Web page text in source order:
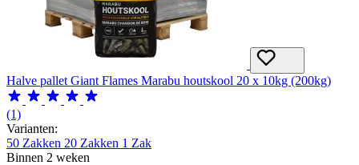
Halve pallet Giant Flames Marabu houtskool 20 x 10kg (200kg)
(1)
Varianten:
50 Zakken 20 Zakken 1 Zak
Binnen 2 weken